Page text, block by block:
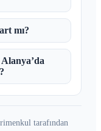
mı?
tarafından